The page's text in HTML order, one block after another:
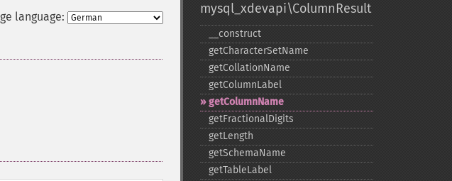
language:
mysql_xdevapi\ColumnResult
_​_​construct
getCharacterSetName
getCollationName
getColumnLabel
getColumnName
getFractionalDigits
getLength
getSchemaName
getTableLabel